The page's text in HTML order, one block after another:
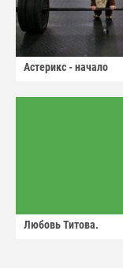
Астерикс - начало
Любовь Титова.